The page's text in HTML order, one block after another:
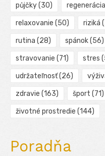
půjčky(30) regenerácia
relaxovanie (50) riziká
rutina (28) spánok(56)
stravovanie (71) stres
udržateľnosť(26)
zdravie (163) šport (71)
životné prostredie (144)
Poradňa